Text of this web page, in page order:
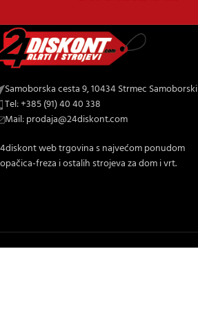
Samoborska cesta 9, 10434 Strmec Samoborski
Tel: +385 (91) 40 40 338
Mail: prodaja@24diskont.com
web trgovina s najvećom ponudom
freza i ostalih strojeva za dom i vrt.